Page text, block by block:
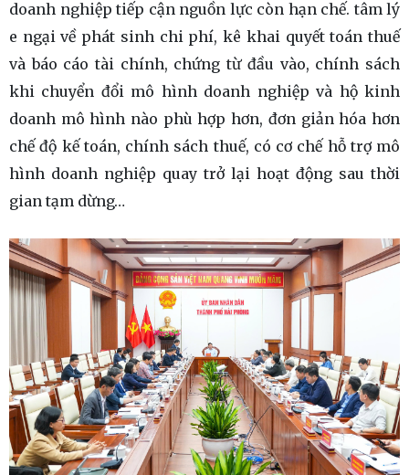
doanh nghiệp tiếp cận nguồn lực còn hạn chế. tâm lý
e ngại về phát sinh chi phí, kê khai quyết toán thuế
và báo cáo tài chính, chứng từ đầu vào, chính sách
khi chuyển đổi mô hình doanh nghiệp và hộ kinh
doanh mô hình nào phù hợp hơn, đơn giản hóa hơn
chế độ kế toán, chính sách thuế, có cơ chế hỗ trợ mô
hình doanh nghiệp quay trở lại hoạt động sau thời
gian tạm dừng…